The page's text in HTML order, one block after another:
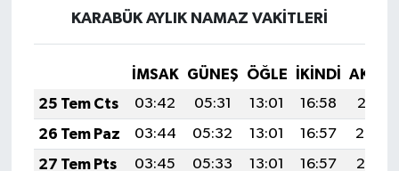
KARABÜK AYLIK NAMAZ VAKITLERI
İMSAK GÜNEŞ ÖĞLE İKINDI
25 Tem Cts
03:42 05:31 13:01 16:58
20:21
26 Tem Paz
03:44 05:32 13:01 16:57
20:20
27 Tem Pts
03:45 05:33 13:01 16:57
20:19